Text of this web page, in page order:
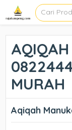
MURAH
Aqiqah